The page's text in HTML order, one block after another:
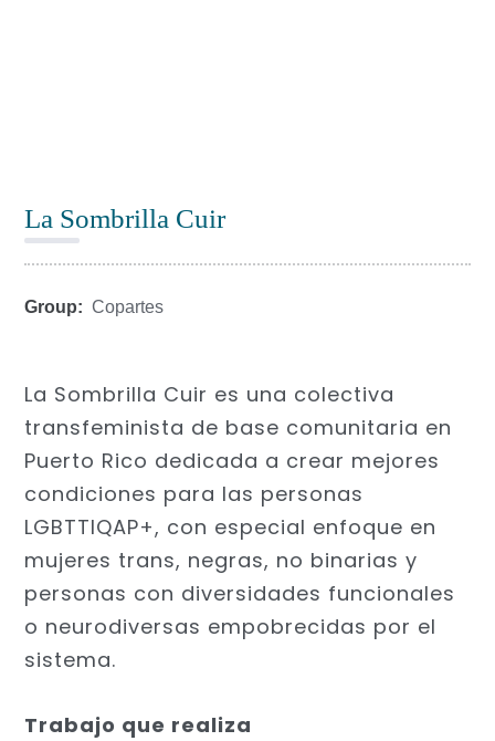
La Sombrilla Cuir
Group: Copartes
La Sombrilla Cuir es una colectiva
transfeminista de base comunitaria en
Puerto Rico dedicada a crear mejores
condiciones para las personas
LGBTTIQAP+, con especial enfoque en
mujeres trans, negras, no binarias y
personas con diversidades funcionales
o neurodiversas empobrecidas por el
sistema.
Trabajo que realiza